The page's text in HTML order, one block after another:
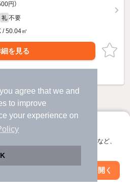
agree that we and
to improve
your experience on
サクサクお部屋探し
る。マップ検索やお気に入り保存など、
アプリを開く
円）
礼 不要
/ 50.04㎡
を見る
んでいます！
絞り込み条件を変更